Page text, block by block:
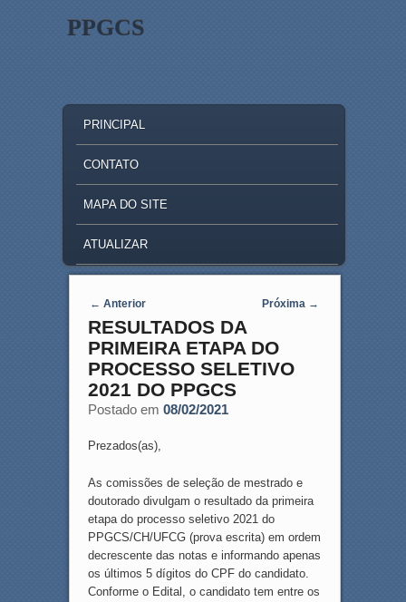
PPGCS
SKIP TO PRIMARY CONTENT
SKIP TO SECONDARY CONTENT
PRINCIPAL
CONTATO
MAPA DO SITE
ATUALIZAR
Post navigation
← Anterior Próxima →
RESULTADOS DA
PRIMEIRA ETAPA DO
PROCESSO SELETIVO
2021 DO PPGCS
Postado em 08/02/2021
Prezados(as),
As comissões de seleção de mestrado e
doutorado divulgam o resultado da primeira
etapa do processo seletivo 2021 do
PPGCS/CH/UFCG (prova escrita) em ordem
decrescente das notas e informando apenas
os últimos 5 dígitos do CPF do candidato.
Conforme o Edital, o candidato tem entre os